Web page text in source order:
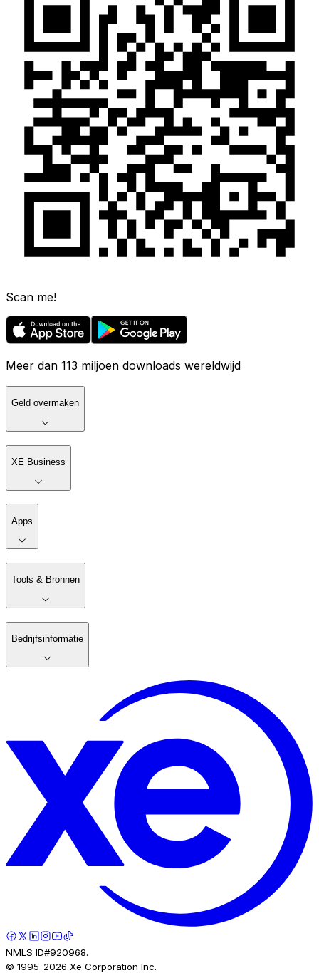
Scan me!
Meer dan 113 miljoen downloads wereldwijd
Geld overmaken
XE Business
Apps
Tools & Bronnen
Bedrijfsinformatie
NMLS ID#920968.
© 1995-2026 Xe Corporation Inc.